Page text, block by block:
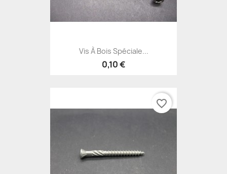
Vis À Bois Spéciale...
0,10 €
favorite_border